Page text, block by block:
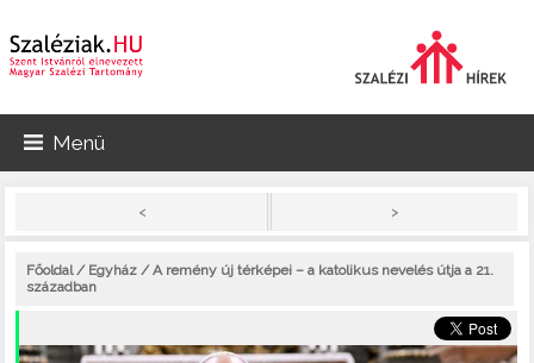
Menü
< >
Főoldal/ Egyház / A remény új térképei – a katolikus nevelés útja a 21.
században